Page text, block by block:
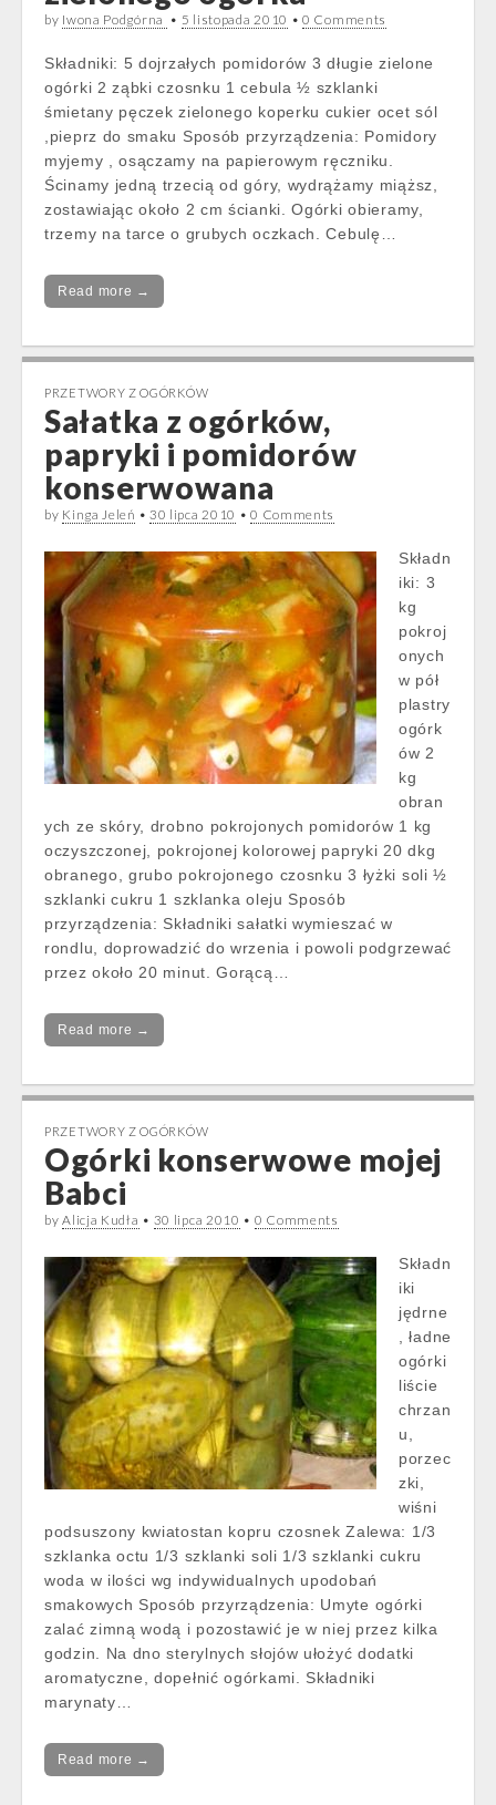
by Iwona Podgórna • 5 listopada 2010 •0 Comments
Składniki: 5 dojrzałych pomidorów 3 długie zielone
ogórki 2 ząbki czosnku 1 cebula ½ szklanki
śmietany pęczek zielonego koperku cukier ocet sól
,pieprz do smaku Sposób przyrządzenia: Pomidory
myjemy , osączamy na papierowym ręczniku.
Ścinamy jedną trzecią od góry, wydrążamy miąższ,
zostawiając około 2 cm ścianki. Ogórki obieramy,
trzemy na tarce o grubych oczkach. Cebulę…
Read more →
PRZETWORY Z OGÓRKÓW
Sałatka z ogórków,
papryki i pomidorów
konserwowana
by Kinga Jeleń • 30 lipca 2010 •0 Comments
Składn
iki: 3
kg
pokroj
onych
w pół
plastry
ogórk
ów 2
kg
obran
ych ze skóry, drobno pokrojonych pomidorów 1 kg
oczyszczonej, pokrojonej kolorowej papryki 20 dkg
obranego, grubo pokrojonego czosnku 3 łyżki soli ½
szklanki cukru 1 szklanka oleju Sposób
przyrządzenia: Składniki sałatki wymieszać w
rondlu, doprowadzić do wrzenia i powoli podgrzewać
przez około 20 minut. Gorącą…
Read more →
PRZETWORY Z OGÓRKÓW
Ogórki konserwowe mojej
Babci
byAlicja Kudła • 30 lipca 2010 • 0 Comments
Składn
iki
jędrne
, ładne
ogórki
liście
chrzan
u,
porzec
zki,
wiśni
podsuszony kwiatostan kopru czosnek Zalewa: 1/3
szklanka octu 1/3 szklanki soli 1/3 szklanki cukru
woda w ilości wg indywidualnych upodobań
smakowych Sposób przyrządzenia: Umyte ogórki
zalać zimną wodą i pozostawić je w niej przez kilka
godzin. Na dno sterylnych słojów ułożyć dodatki
aromatyczne, dopełnić ogórkami. Składniki
marynaty…
Read more →